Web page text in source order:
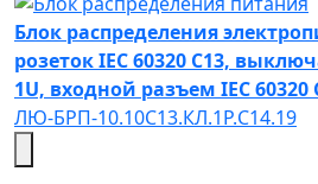
Блок распределения
розеток IEC 60320 C13,
1U, входной разъем IEC
ЛЮ-БРП-10.10C13.КЛ.1Р.C14.19